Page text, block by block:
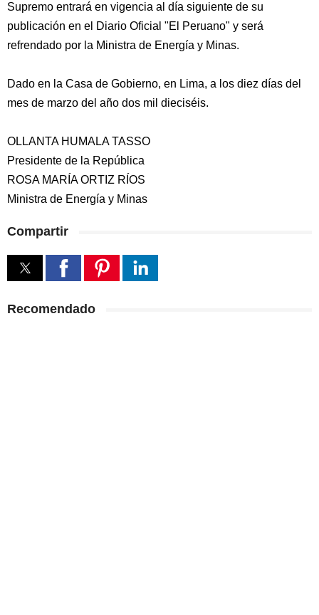
Supremo entrará en vigencia al día siguiente de su
publicación en el Diario Oficial "El Peruano" y será
refrendado por la Ministra de Energía y Minas.
Dado en la Casa de Gobierno, en Lima, a los diez días del
mes de marzo del año dos mil dieciséis.
OLLANTA HUMALA TASSO
Presidente de la República
ROSA MARÍA ORTIZ RÍOS
Ministra de Energía y Minas
Compartir
Recomendado